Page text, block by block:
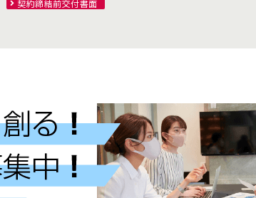
契約締結前交付書面